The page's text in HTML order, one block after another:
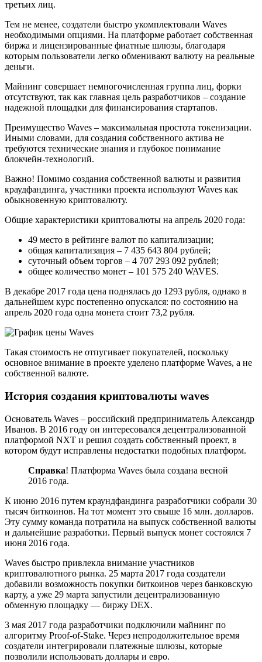
третьих лиц.
Тем не менее, создатели быстро укомплектовали Waves
необходимыми опциями. На платформе работает собственная
биржа и лицензированные фиатные шлюзы, благодаря
которым пользователи легко обменивают валюту на реальные
деньги.
Майнинг совершает немногочисленная группа лиц, форки
отсутствуют, так как главная цель разработчиков – создание
надежной площадки для финансирования стартапов.
Преимущество Waves – максимальная простота токенизации.
Иными словами, для создания собственного актива не
требуются технические знания и глубокое понимание
блокчейн-технологий.
Важно! Помимо создания собственной валюты и развития
краудфандинга, участники проекта используют Waves как
обыкновенную криптовалюту.
Общие характеристики криптовалюты на апрель 2020 года:
49 место в рейтинге валют по капитализации;
общая капитализация – 7 435 643 804 рублей;
суточный объем торгов – 4 707 293 092 рублей;
общее количество монет – 101 575 240 WAVES.
В декабре 2017 года цена поднялась до 1293 рубля, однако в
дальнейшем курс постепенно опускался: по состоянию на
апрель 2020 года одна монета стоит 73,2 рубля.
Такая стоимость не отпугивает покупателей, поскольку
основное внимание в проекте уделено платформе Waves, а не
собственной валюте.
История создания криптовалюты waves
Основатель Waves – российский предприниматель Александр
Иванов. В 2016 году он интересовался децентрализованной
платформой NXT и решил создать собственный проект, в
котором будут исправлены недостатки подобных платформ.
Справка! Платформа Waves была создана весной
2016 года.
К июню 2016 путем краундфандинга разработчики собрали 30
тысяч биткоинов. На тот момент это свыше 16 млн. долларов.
Эту сумму команда потратила на выпуск собственной валюты
и дальнейшие разработки. Первый выпуск монет состоялся 7
июня 2016 года.
Waves быстро привлекла внимание участников
криптовалютного рынка. 25 марта 2017 года создатели
добавили возможность покупки биткоинов через банковскую
карту, а уже 29 марта запустили децентрализованную
обменную площадку — биржу DEX.
3 мая 2017 года разработчики подключили майнинг по
алгоритму Proof-of-Stake. Через непродолжительное время
создатели интегрировали платежные шлюзы, которые
позволили использовать доллары и евро.